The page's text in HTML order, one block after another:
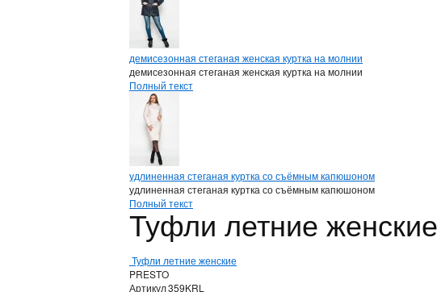
демисезонная стеганая женская куртка на молнии
демисезонная стеганая женская куртка на молнии
Полный текст
удлиненная стеганая куртка со съёмным капюшоном
удлиненная стеганая куртка со съёмным капюшоном
Полный текст
Туфли летние
Туфли летние женские
PRESTO
Артикул359KRL